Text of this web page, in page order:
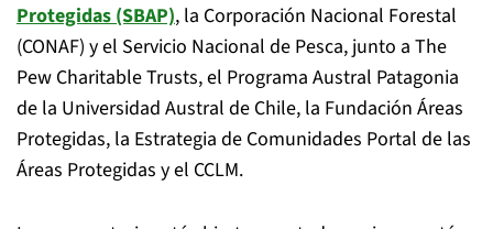
Protegidas (SBAP), la Corporación Nacional Forestal
(CONAF) y el Servicio Nacional de Pesca, junto a The
Pew Charitable Trusts, el Programa Austral Patagonia
de la Universidad Austral de Chile, la Fundación Áreas
Protegidas, la Estrategia de Comunidades Portal de las
Áreas Protegidas y el CCLM.